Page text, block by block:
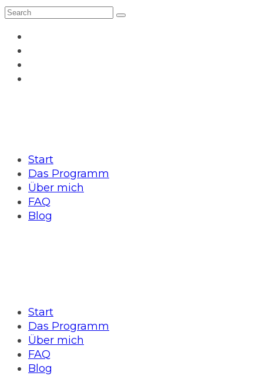
Start
Das Programm
Über mich
FAQ
Blog
Start
Das Programm
Über mich
FAQ
Blog